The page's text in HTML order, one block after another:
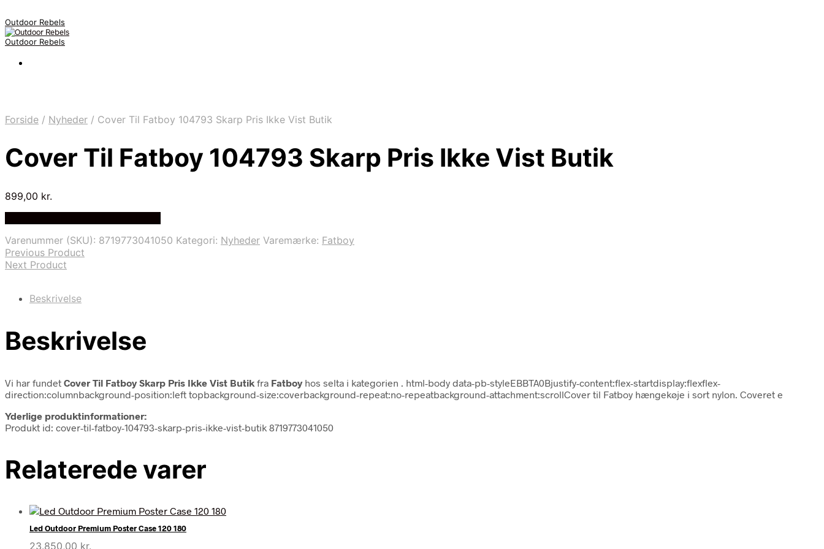
Outdoor Rebels
Outdoor Rebels
Forside / Nyheder / Cover Til Fatboy 104793 Skarp Pris Ikke Vist Butik
Cover Til Fatboy 104793 Skarp Pris Ikke Vist Butik
899,00 kr.
Varenummer (SKU): 8719773041050 Kategori: Nyheder Varemærke: Fatboy
Previous Product
Next Product
Beskrivelse
Beskrivelse
Vi har fundet Cover Til Fatboy Skarp Pris Ikke Vist Butik fra Fatboyhos selta i kategorien
. html-body data-pb-styleEBBTA0Bjustify-content:flex-startdisplay:flexflex-
direction:columnbackground-position:left topbackground-size:coverbackground-repeat:no-repeatbackground-attachment:scrollCover til Fatboy hængekøje i sort nylon. Coveret e
Yderlige produktinformationer:
Produkt id: cover-til-fatboy-104793-skarp-pris-ikke-vist-butik 8719773041050
Relaterede varer
Led Outdoor Premium Poster Case 120 180
23.850,00 kr.